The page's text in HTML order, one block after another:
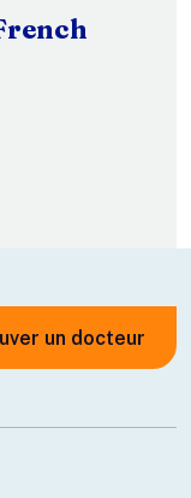
un docteur